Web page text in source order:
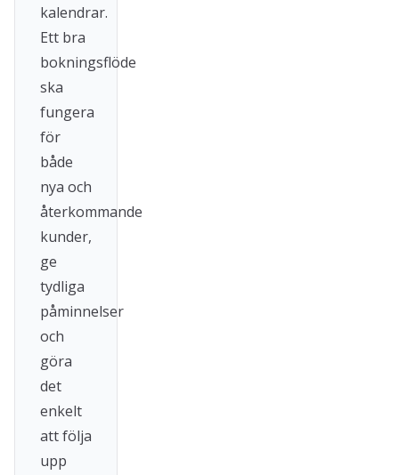
kalendrar.
Ett bra
bokningsflöde
ska
fungera
för
både
nya och
återkommande
kunder,
ge
tydliga
påminnelser
och
göra
det
enkelt
att följa
upp